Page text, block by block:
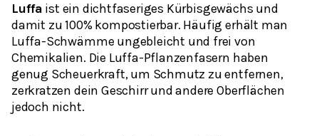
Luffa ist ein dichtfaseriges Kürbisgewächs und
damit zu 100% kompostierbar. Häufig erhält man
Luffa-Schwämme ungebleicht und frei von
Chemikalien. Die Luffa-Pflanzenfasern haben
genug Scheuerkraft, um Schmutz zu entfernen,
zerkratzen dein Geschirr und andere Oberflächen
jedoch nicht.